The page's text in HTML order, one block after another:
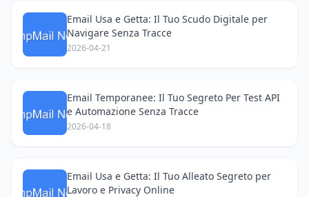
Email Usa e Getta: Il Tuo Scudo Digitale per
Navigare Senza Tracce
2026-04-21
Email Temporanee: Il Tuo Segreto Per Test API
e Automazione Senza Tracce
2026-04-18
Email Usa e Getta: Il Tuo Alleato Segreto per
Lavoro e Privacy Online